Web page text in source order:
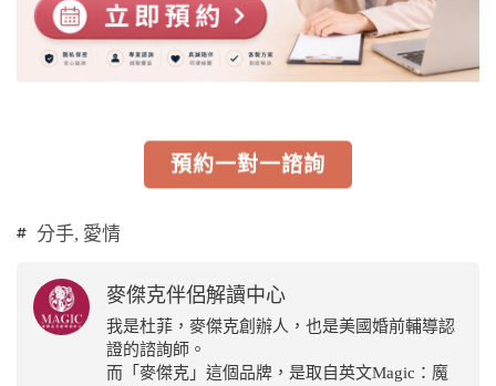
預約一對一諮詢
分手, 愛情
麥傑克伴侶解讀中心
我是杜菲，麥傑克創辦人，也是美國婚前輔導認
證的諮詢師。
而「麥傑克」這個品牌，是取自英文Magic：魔